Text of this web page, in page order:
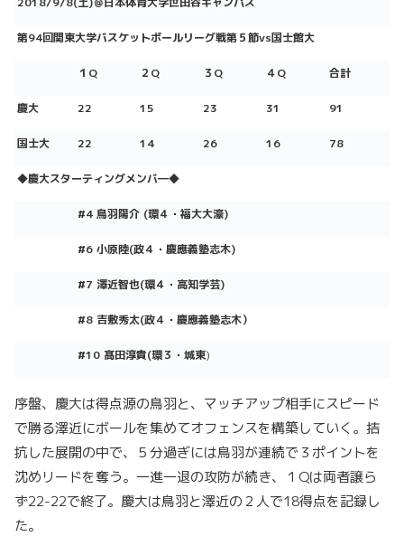
第94回関東大学バスケットボールリーグ戦第５節vs国士館大
１Q ２Q ３Q ４Q 合計
慶大 22 15 23 31 91
国士大 22 14 26 16 78
◆慶大スターティングメンバ―◆
#4 鳥羽陽介 (環４ ・福大大濠)
#6 小原陸(政４ ・慶應義塾志木)
#7 澤近智也(環４ ・高知学芸)
#8 吉敷秀太(政４・慶應義塾志木）
#10 髙田淳貴(環３ ・城東)
序盤、慶大は得点源の鳥羽と、マッチアップ相手にスピード
で勝る澤近にボールを集めてオフェンスを構築していく。拮
抗した展開の中で、５分過ぎには鳥羽が連続で３ポイントを
沈めリードを奪う。一進一退の攻防が続き、１Qは両者譲ら
ず22-22で終了。慶大は鳥羽と澤近の２人で18得点を記録し
た。